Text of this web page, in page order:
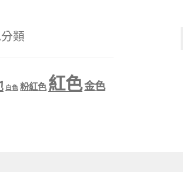
類
白色 粉紅色 紅色金色